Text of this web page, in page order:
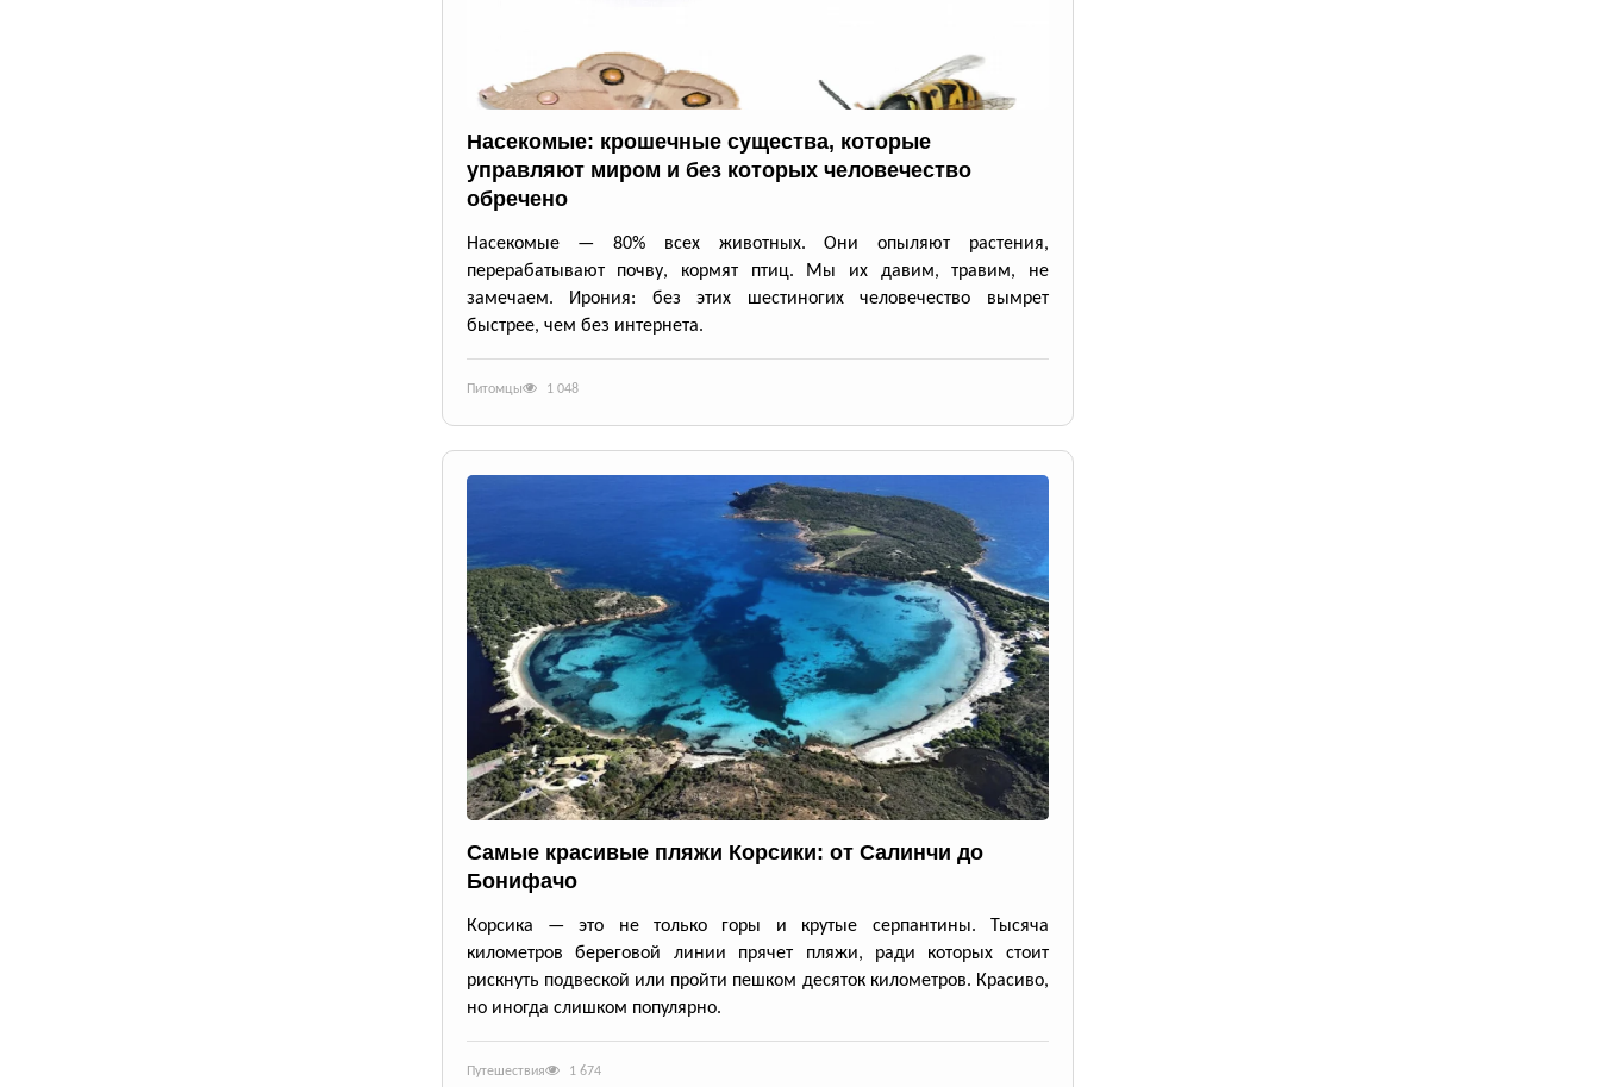
Насекомые: крошечные существа, которые
управляют миром и без которых человечество
обречено
Насекомые — 80% всех животных. Они опыляют растения,
перерабатывают почву, кормят птиц. Мы их давим, травим, не
замечаем. Ирония: без этих шестиногих человечество вымрет
быстрее, чем без интернета.
Питомцы 1 048
Самые красивые пляжи Корсики: от Салинчи до
Бонифачо
Корсика — это не только горы и крутые серпантины. Тысяча
километров береговой линии прячет пляжи, ради которых стоит
рискнуть подвеской или пройти пешком десяток километров. Красиво,
но иногда слишком популярно.
Путешествия 1 674